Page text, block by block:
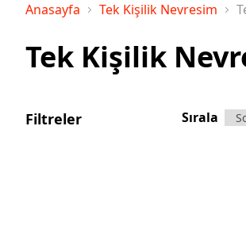
Anasayfa Tek Kişilik Nevresim
Tek Kişilik
Filtreler Sırala